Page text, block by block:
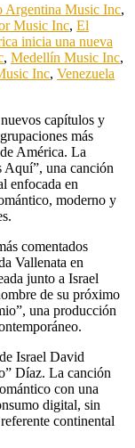
Argentina Music Inc,
Music Inc, El
inicia una nueva
, Medellín Music Inc,
Inc, Venezuela
capítulos y
más
América. La
Aquí”, una canción
enfocada en
moderno y
comentados
Vallenata en
junto a Israel
de su próximo
una producción
Israel David
Díaz. La canción
con una
digital, sin
continental